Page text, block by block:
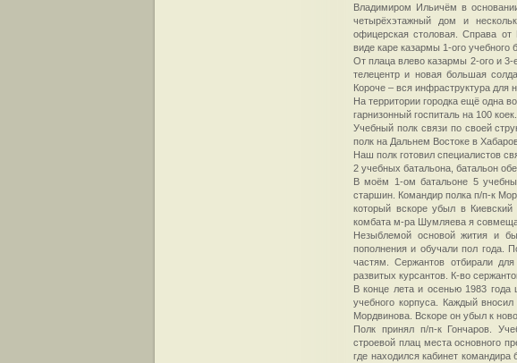
Владимиром Ильичём в
четырёхэтажный дом и
офицерская столовая. Справа
виде каре казармы 1-ого учебного
От плаца влево казармы 2-ого и 3-
телецентр и новая большая
Короче – вся инфраструктура для
На территории городка ещё одна
гарнизонный госпиталь на 100 коек.
Учебный полк связи по своей
полк на Дальнем Востоке в
Наш полк готовил специалистов
2 учебных батальона, батальон
В моём 1-ом батальоне 5
старшин. Командир полка п/п-к
который вскоре убыл в
комбата м-ра Шумляева я
Незыблемой основой жития и
пополнения и обучали пол года.
частям. Сержантов отбирали
развитых курсантов. К-во
В конце лета и осенью 1983 года
учебного корпуса. Каждый
Мордвинова. Вскоре он убыл к
Полк принял п/п-к Гончаров.
строевой плац места основного
где находился кабинет